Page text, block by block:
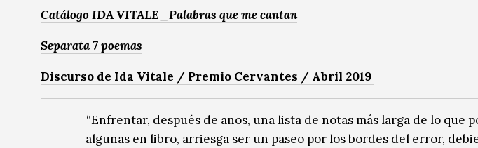
Catálogo IDA VITALE_Palabras que me cantan
Separata 7 poemas
Discurso de Ida Vitale / Premio Cervantes / Abril 2019
“Enfrentar, después de años, una lista de notas más larga de lo que
algunas en libro, arriesga ser un paseo por los bordes del error,